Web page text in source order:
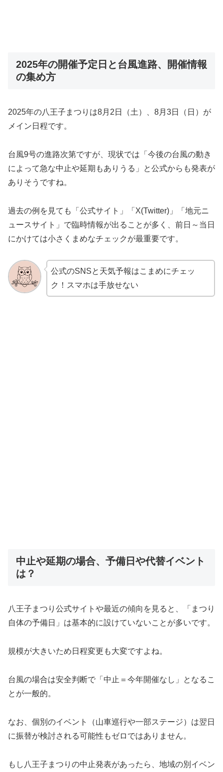
2025年の開催予定日と台風進路、開催情報
の集め方
2025年の八王子まつりは8月2日（土）、8月3日（日）が
メイン日程です。
台風9号の進路次第ですが、現状では「今後の台風の動き
によって急な中止や延期もありうる」と公式からも発表が
ありそうですね。
過去の例を見ても「公式サイト」「X(Twitter)」「地元ニ
ュースサイト」で臨時情報が出ることが多く、前日～当日
にかけては小さくまめなチェックが最重要です。
公式のSNSと天気予報はこまめにチェッ
ク！スマホは手放せない
中止や延期の場合、予備日や代替イベント
は？
八王子まつり公式サイトや最近の傾向を見ると、「まつり
自体の予備日」は基本的に設けていないことが多いです。
規模が大きいため日程変更も大変ですよね。
台風の場合は安全判断で「中止＝今年開催なし」となるこ
とが一般的。
なお、個別のイベント（山車巡行や一部ステージ）は翌日
に振替が検討される可能性もゼロではありません。
もし八王子まつりの中止発表があったら、地域の別イベン